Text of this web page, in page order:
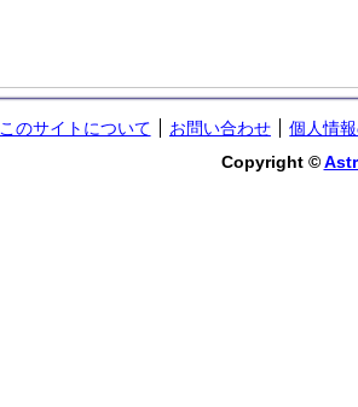
このサイトについて お問い合わせ
個人情
Copyright ©